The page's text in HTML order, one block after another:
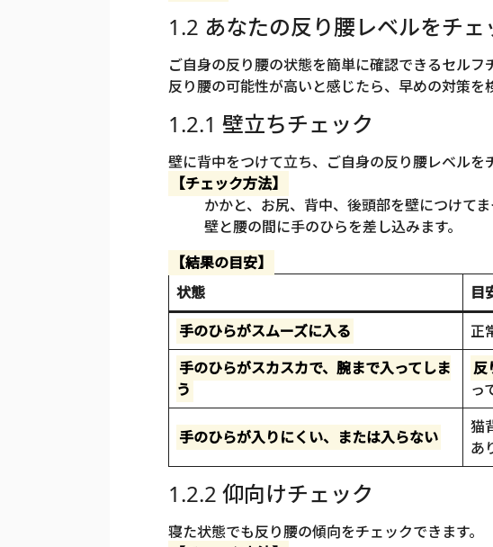
1.2 あなたの反り腰レベルをチ
ご自身の反り腰の状態を簡単に確認できるセル
反り腰の可能性が高いと感じたら、早めの対策を
1.2.1 壁立ちチェック
壁に背中をつけて立ち、ご自身の反り腰レベルを
【チェック方法】
かかと、お尻、背中、後頭部を壁につけてま
壁と腰の間に手のひらを差し込みます。
【結果の目安】
状態
目
手のひらがスムーズに入る
正
手のひらがスカスカで、腕まで入ってしま
う
反
っ
手のひらが入りにくい、または入らない
猫
あ
1.2.2 仰向けチェック
寝た状態でも反り腰の傾向をチェックできます。